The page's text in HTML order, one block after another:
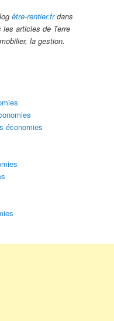
être-rentier.frdans
articles de Terre
la gestion.
économies